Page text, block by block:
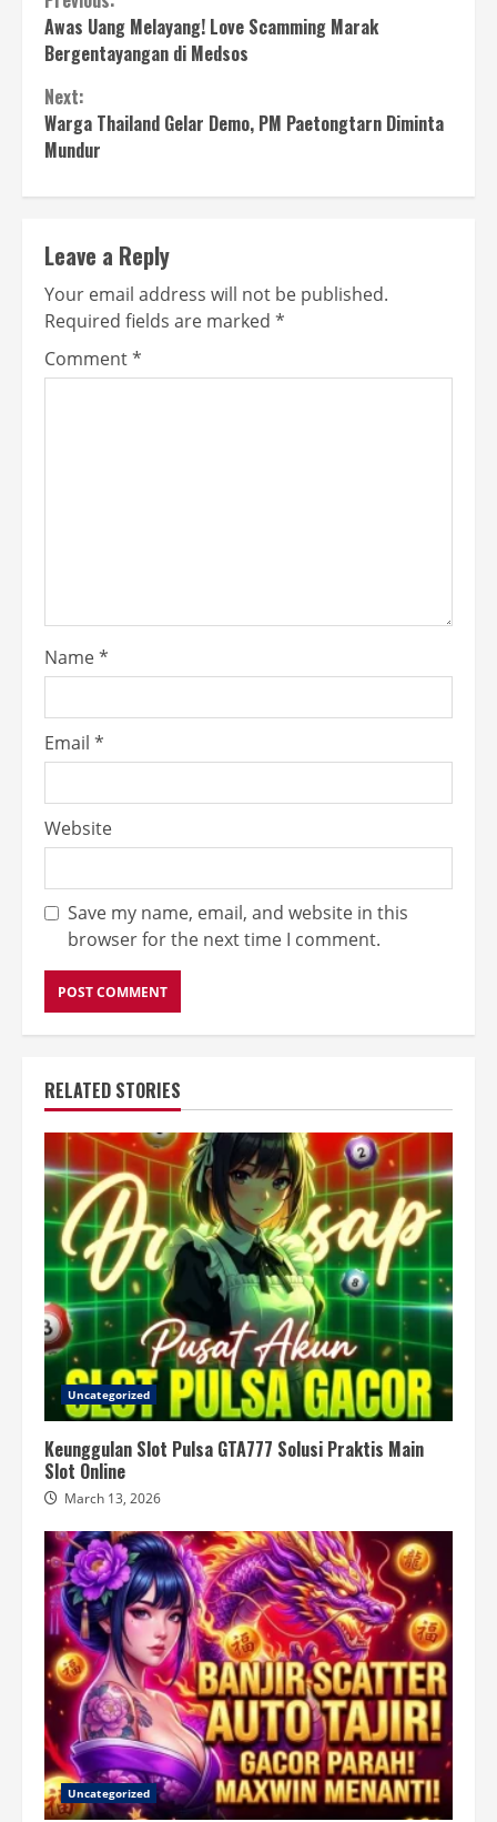
Reading
Awas Uang Melayang! Love Scamming Marak
Bergentayangan di Medsos
Next:
Warga Thailand Gelar Demo, PM Paetongtarn Diminta
Mundur
Leave a Reply
Your email address will not be published.
Required fields are marked *
Comment*
Name*
Email *
Website
Save my name, email, and website in this
browser for the next time I comment.
RELATED STORIES
Uncategorized
Keunggulan Slot Pulsa GTA777 Solusi Praktis Main
Slot Online
March 13, 2026
Uncategorized